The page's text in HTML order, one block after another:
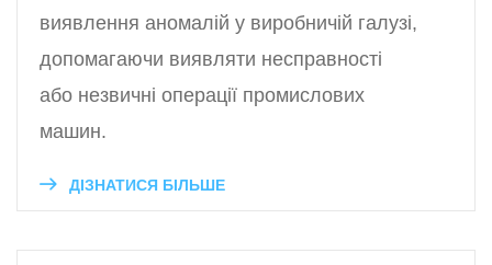
виявлення аномалій у виробничій галузі,
допомагаючи виявляти несправності
або незвичні операції промислових
машин.
ДІЗНАТИСЯ БІЛЬШЕ